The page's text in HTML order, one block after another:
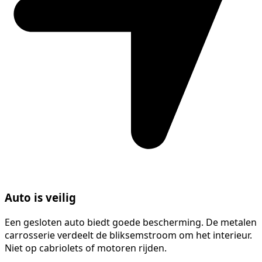
Auto is veilig
Een gesloten auto biedt goede bescherming. De metalen
carrosserie verdeelt de bliksemstroom om het interieur.
Niet op cabriolets of motoren rijden.